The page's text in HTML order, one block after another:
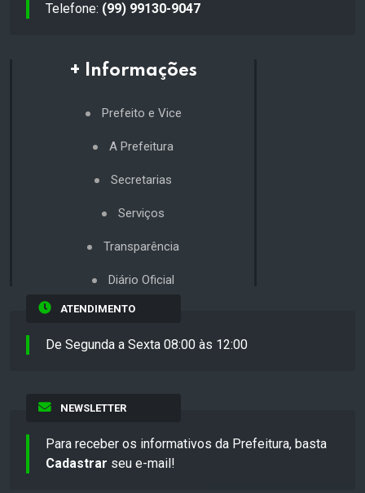
Telefone: (99) 99130-9047
+ Informações
Prefeito e Vice
A Prefeitura
Secretarias
Serviços
Transparência
Diário Oficial
ATENDIMENTO
De Segunda a Sexta 08:00 às 12:00
NEWSLETTER
Para receber os informativos da Prefeitura, basta
Cadastrar seu e-mail!